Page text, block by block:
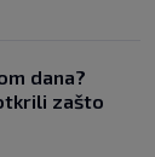
dana?
zašto